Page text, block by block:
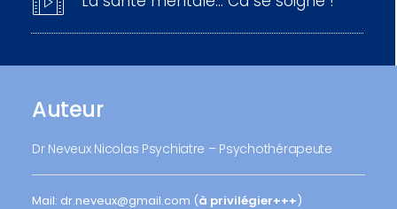
Auteur
Dr Neveux Nicolas Psychiatre – Psychothérapeute
Mail: dr.neveux@gmail.com (à privilégier+++)